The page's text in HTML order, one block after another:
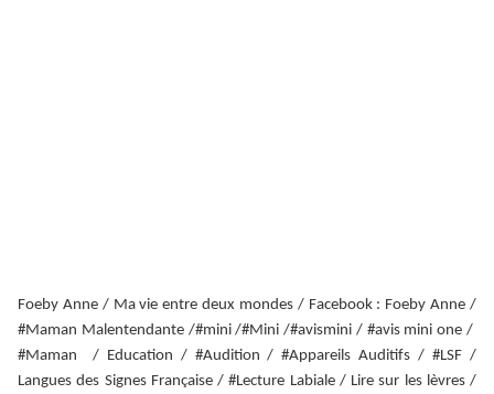
Foeby Anne / Ma vie entre deux mondes / Facebook : Foeby Anne /
#Maman Malentendante /#mini /#Mini /#avismini / #avis mini one /
#Maman / Education / #Audition / #Appareils Auditifs / #LSF /
Langues des Signes Française / #Lecture Labiale / Lire sur les lèvres /